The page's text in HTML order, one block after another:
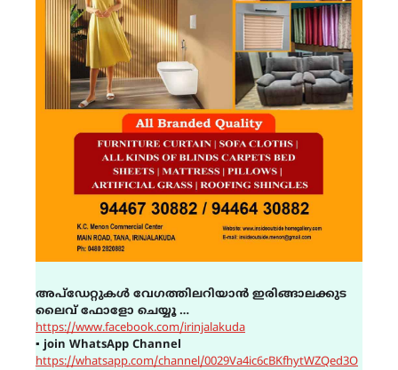
അപ്ഡേറ്റുകൾ വേഗത്തിലറിയാൻ ഇരിങ്ങാലക്കുട
ലൈവ് ഫോളോ ചെയ്യൂ …
https://www.facebook.com/irinjalakuda
▪ join WhatsApp Channel
https://whatsapp.com/channel/0029Va4ic6cBKfhytWZQed3O